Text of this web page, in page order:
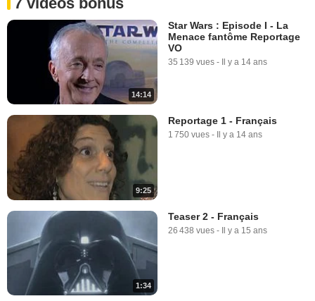
14:14
Star Wars : Episode I - La
Menace fantôme Reportage
VO
35 139 vues - Il y a 14 ans
9:25
Reportage 1 - Français
1 750 vues - Il y a 14 ans
1:34
Teaser 2 - Français
26 438 vues - Il y a 15 ans